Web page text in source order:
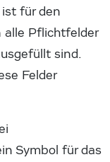
für den
alle Pflichtfelder
sind.
Felder
Symbol für das